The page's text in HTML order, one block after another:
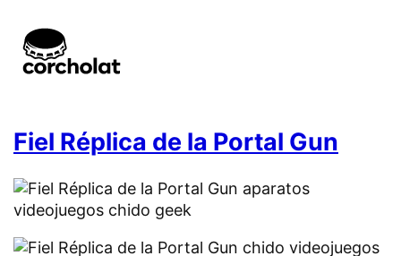
Fiel Réplica de la Portal Gun